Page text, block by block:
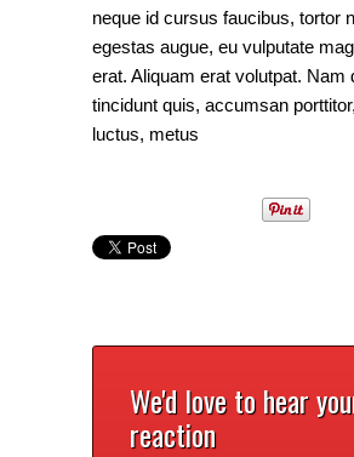
neque id cursus faucibus, tortor
egestas augue, eu vulputate
erat. Aliquam erat volutpat. Nam
tincidunt quis, accumsan
luctus, metus
We'd love to hear
reaction